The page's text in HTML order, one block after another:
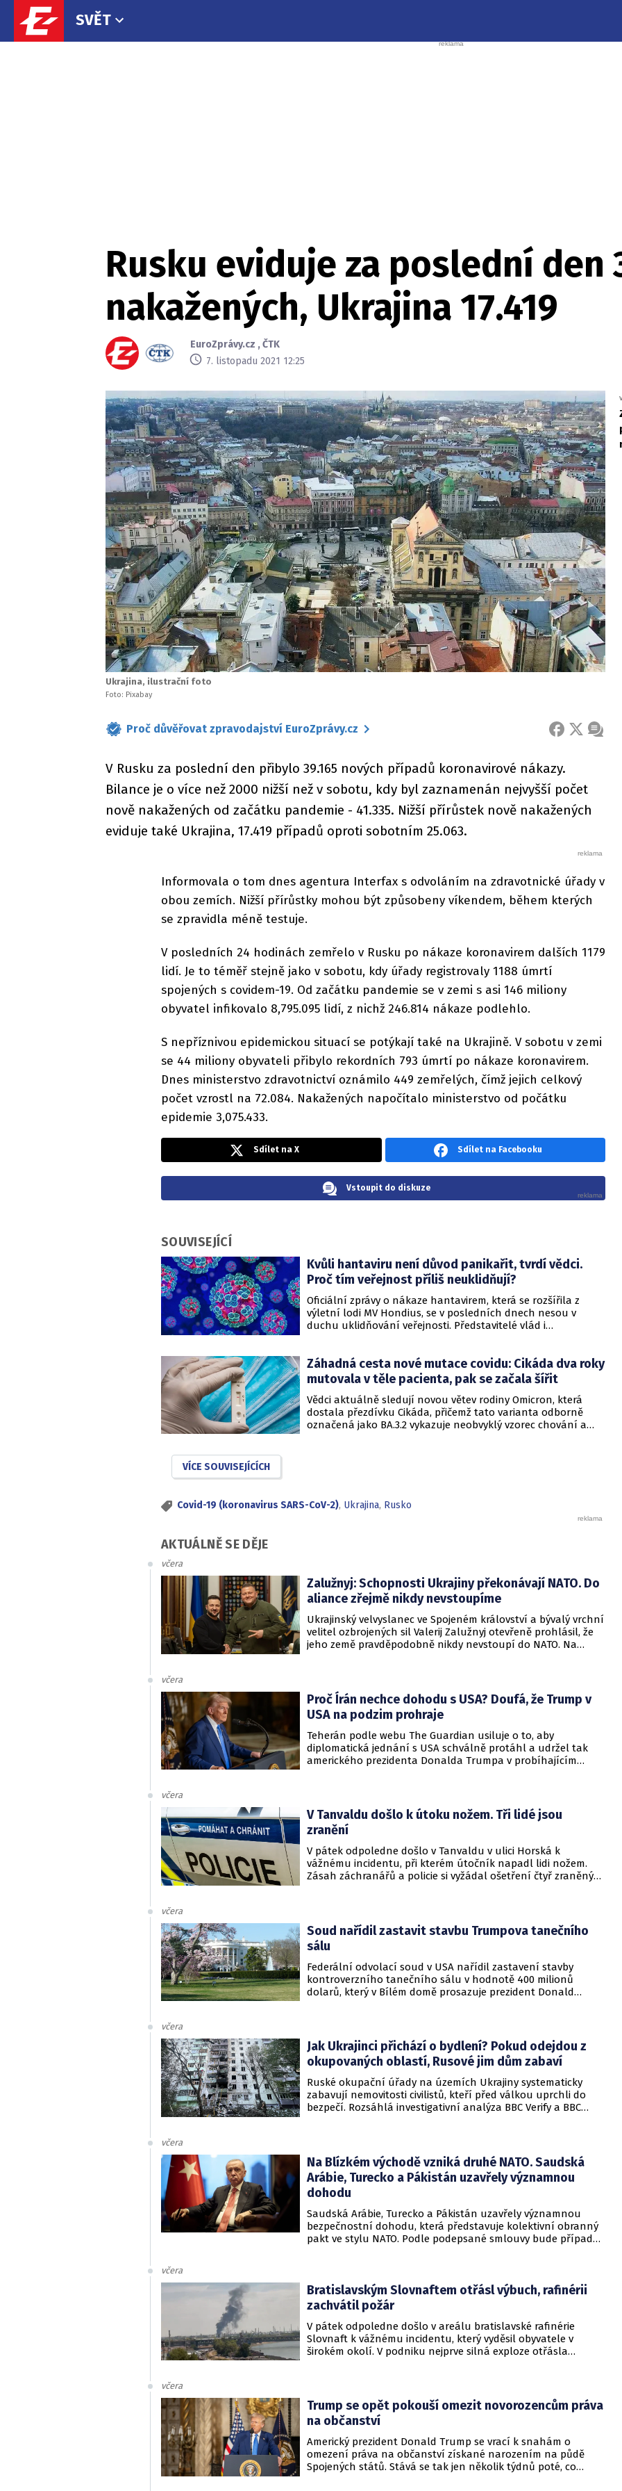
SVĚT
Rusku eviduje za poslední den
nakažených, Ukrajina 17.419
EuroZprávy.cz ,ČTK
7. listopadu 2021 12:25
Ukrajina, ilustrační foto
Foto: Pixabay
Proč důvěřovat zpravodajství EuroZprávy.cz FACEBOOK
X
V Rusku za poslední den přibylo 39.165 nových případů koronavirové nákazy.
Bilance je o více než 2000 nižší než v sobotu, kdy byl zaznamenán nejvyšší počet
nově nakažených od začátku pandemie - 41.335. Nižší přírůstek nově nakažených
eviduje také Ukrajina, 17.419 případů oproti sobotním 25.063.
Informovala o tom dnes agentura Interfax s odvoláním na zdravotnické úřady v
obou zemích. Nižší přírůstky mohou být způsobeny víkendem, během kterých
se zpravidla méně testuje.
V posledních 24 hodinách zemřelo v Rusku po nákaze koronavirem dalších 1179
lidí. Je to téměř stejně jako v sobotu, kdy úřady registrovaly 1188 úmrtí
spojených s covidem-19. Od začátku pandemie se v zemi s asi 146 miliony
obyvatel infikovalo 8,795.095 lidí, z nichž 246.814 nákaze podlehlo.
S nepříznivou epidemickou situací se potýkají také na Ukrajině. V sobotu v zemi
se 44 miliony obyvateli přibylo rekordních 793 úmrtí po nákaze koronavirem.
Dnes ministerstvo zdravotnictví oznámilo 449 zemřelých, čímž jejich celkový
počet vzrostl na 72.084. Nakažených napočítalo ministerstvo od počátku
epidemie 3,075.433.
Sdílet na X Sdílet na Facebooku
Vstoupit do diskuze
SOUVISEJÍCÍ
Kvůli hantaviru není důvod panikařit, tvrdí vědci.
Proč tím veřejnost příliš neuklidňují?
Oficiální zprávy o nákaze hantavirem, která se rozšířila z
výletní lodi MV Hondius, se v posledních dnech nesou v
duchu uklidňování veřejnosti. Představitelé vlád i
však podle CNN varují, že příliš sebevědomá rétorika, kterou
označují za úmyslné šíření klidu, může mít opačný účinek a
prohloubit úzkost ve společnosti, která má stále v živé paměti
pandemii covidu-19.
Záhadná cesta nové mutace covidu: Cikáda dva roky
mutovala v těle pacienta, pak se začala šířit
Vědci aktuálně sledují novou větev rodiny Omicron, která
dostala přezdívku Cikáda, přičemž tato varianta odborně
označená jako BA.3.2 vykazuje neobvyklý vzorec chování a
nečekaně vynořit po letech strávených pod zemí.
VÍCE SOUVISEJÍCÍCH
Covid-19 (koronavirus SARS-CoV-2), Ukrajina, Rusko
AKTUÁLNĚ SE DĚJE
včera
Zalužnyj: Schopnosti Ukrajiny překonávají NATO. Do
aliance zřejmě nikdy nevstoupíme
Ukrajinský velvyslanec ve Spojeném království a bývalý vrchní
velitel ozbrojených sil Valerij Zalužnyj otevřeně prohlásil, že
jeho země pravděpodobně nikdy nevstoupí do NATO. Na
nedosažitelné.
včera
Proč Írán nechce dohodu s USA? Doufá, že Trump v
USA na podzim prohraje
Teherán podle webu The Guardian usiluje o to, aby
diplomatická jednání s USA schválně protáhl a udržel tak
amerického prezidenta Donalda Trumpa v probíhajícím
rukojmími za prezidenta Jimmyho Cartera.
včera
V Tanvaldu došlo k útoku nožem. Tři lidé jsou
zranění
V pátek odpoledne došlo v Tanvaldu v ulici Horská k
vážnému incidentu, při kterém útočník napadl lidi nožem.
Zásah záchranářů a policie si vyžádal ošetření čtyř zraněných
včera
Soud nařídil zastavit stavbu Trumpova tanečního
sálu
Federální odvolací soud v USA nařídil zastavení stavby
kontroverzního tanečního sálu v hodnotě 400 milionů
dolarů, který v Bílém domě prosazuje prezident Donald
včera
Jak Ukrajinci přichází o bydlení? Pokud odejdou z
okupovaných oblastí, Rusové jim dům zabaví
Ruské okupační úřady na územích Ukrajiny systematicky
zabavují nemovitosti civilistů, kteří před válkou uprchli do
bezpečí. Rozsáhlá investigativní analýza BBC Verify a BBC
včera
Na Blízkém východě vzniká druhé NATO. Saudská
Arábie, Turecko a Pákistán uzavřely významnou
dohodu
Saudská Arábie, Turecko a Pákistán uzavřely významnou
bezpečnostní dohodu, která představuje kolektivní obranný
pakt ve stylu NATO. Podle podepsané smlouvy bude případný
včera
Bratislavským Slovnaftem otřásl výbuch, rafinérii
zachvátil požár
V pátek odpoledne došlo v areálu bratislavské rafinérie
Slovnaft k vážnému incidentu, který vyděsil obyvatele v
širokém okolí. V podniku nejprve silná exploze otřásla
včera
Trump se opět pokouší omezit novorozencům práva
na občanství
Americký prezident Donald Trump se vrací k snahám o
omezení práva na občanství získané narozením na půdě
Spojených států. Stává se tak jen několik týdnů poté, co